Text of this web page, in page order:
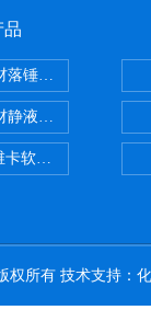
品
落锤冲击试验机
静液压爆破试验机
卡软化点温度测定仪
权所有 技术支持：